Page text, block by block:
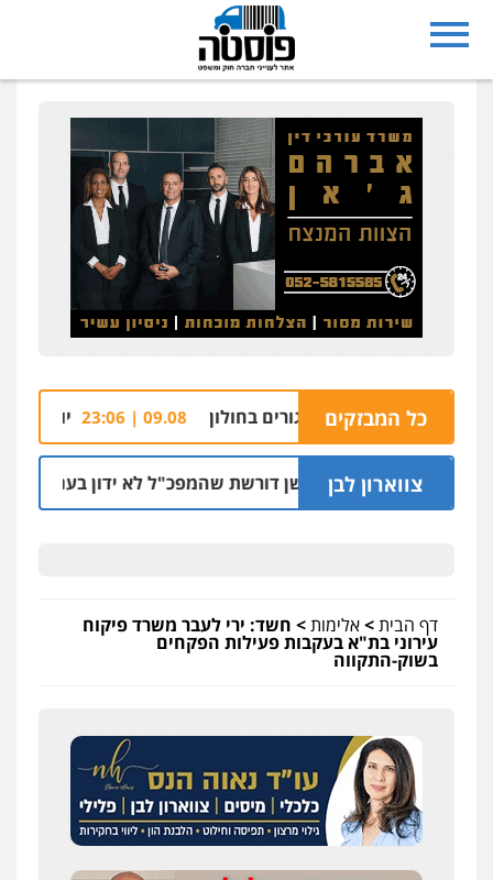
כל המבזקים
התפוצץ בבניין מגורים בחולון 09.08 | 23:06 יותר מ-1.5 ק"ג קריסטל אותר בתוך רכב בצומת בית קמה
צווארון לבן
ניצב שושן דורשת שהמפכ"ל לא ידון בעניינה בגלל
דף הבית>אלימות> חשד: ירי לעבר משרד פיקוח
עירוני בת"א בעקבות פעילות הפקחים
בשוק-התקווה